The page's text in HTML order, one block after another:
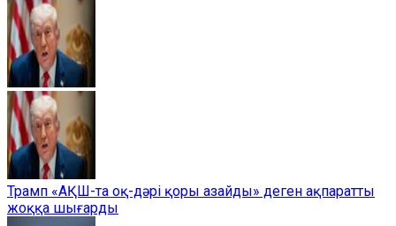
Трамп «АҚШ-та оқ-дәрі қоры азайды» деген ақпаратты
жоққа шығарды